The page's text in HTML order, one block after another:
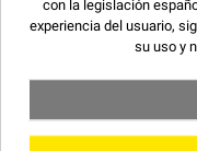
con la legislación
experiencia del usuario,
su uso y